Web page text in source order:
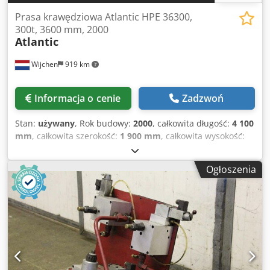
Wijchen 919 km
Prasa krawędziowa Atlantic HPE 36300,
300t, 3600 mm, 2000
Atlantic
Informacja o cenie Zadzwoń
Stan: używany, Rok budowy: 2000, całkowita długość: 4 100
mm, całkowita szerokość: 1 900 mm, całkowita wysokość:
, Kolor: niebieski Waga: 20 000 kg Cena: na
zapytanie - Rok produkcji: 2000 - Dostępna dokumentacja:
nie - Obecne oznakowanie CE: tak - Obecny certyfikat CE:
nie - Numer seryjny: 80960 - Sterowanie: CNC - Marka
systemu sterowania: HACO - Typ systemu sterowania: BC50
Graphics - Moc [kW]: 22,5 - Liczba osi: 3: Y1+Y2+X
Dkedezmaa Iepfx Aqqor - Siła nacisku [ton]: 300 - Maks.
szerokość robocza [mm]: 3600 - Rozstaw podpór [mm]:
3100 - Wysięg [mm]: 500 - Głębokość tylnego ogranicznika
[mm]: 850 - Maks. skok [mm]: 250 - System tłoczenia:
Ogłoszenia